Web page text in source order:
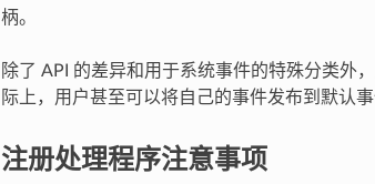
柄。
除了 API 的差异和用于系统事件的特殊分类外
际上，用户甚至可以将自己的事件发布到默认
注册处理程序注意事项